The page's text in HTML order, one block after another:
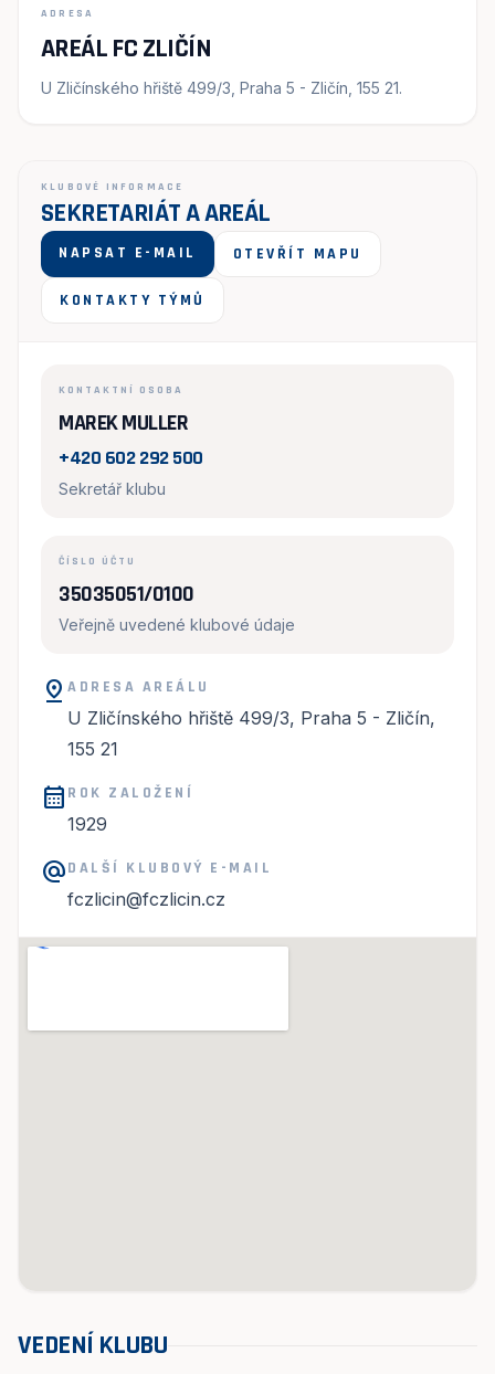
ADRESA
AREÁL FC ZLIČÍN
U Zličínského hřiště 499/3, Praha 5 - Zličín, 155 21.
KLUBOVÉ INFORMACE
SEKRETARIÁT A AREÁL
NAPSAT E-MAIL OTEVŘÍT MAPU
KONTAKTY TÝMŮ
KONTAKTNÍ OSOBA
MAREK MULLER
+420 602 292 500
Sekretář klubu
ČÍSLO ÚČTU
35035051/0100
Veřejně uvedené klubové údaje
pin_drop ADRESA AREÁLU
U Zličínského hřiště 499/3, Praha 5 - Zličín,
155 21
calendar_month ROK ZALOŽENÍ
1929
alternate_emailDALŠÍ KLUBOVÝ E-MAIL
fczlicin@fczlicin.cz
VEDENÍ KLUBU